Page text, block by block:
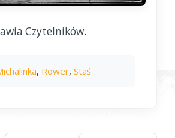
Czytelników.
, Rower, Staś